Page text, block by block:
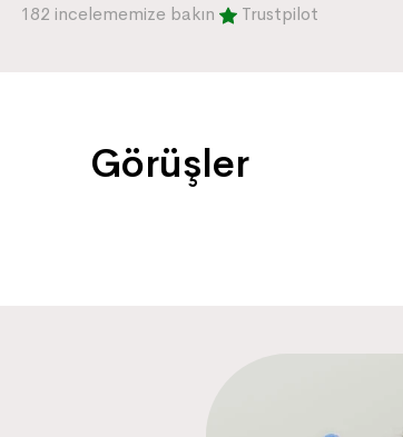
182 incelememize bakın Trustpilot
Görüşler